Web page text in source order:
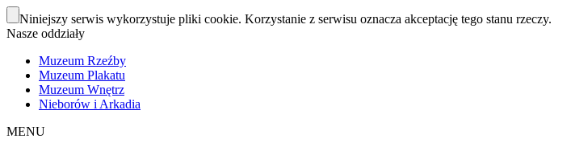
Niniejszy serwis wykorzystuje pliki cookie. Korzystanie z serwisu oznacza akceptację tego stanu rzeczy.
Nasze oddziały
Muzeum Rzeźby
Muzeum Plakatu
Muzeum Wnętrz
Nieborów i Arkadia
MENU